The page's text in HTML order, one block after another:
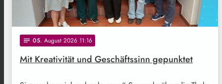
notes 05. August 2026 11:16
Mit Kreativität und Geschäftssinn gepunktet